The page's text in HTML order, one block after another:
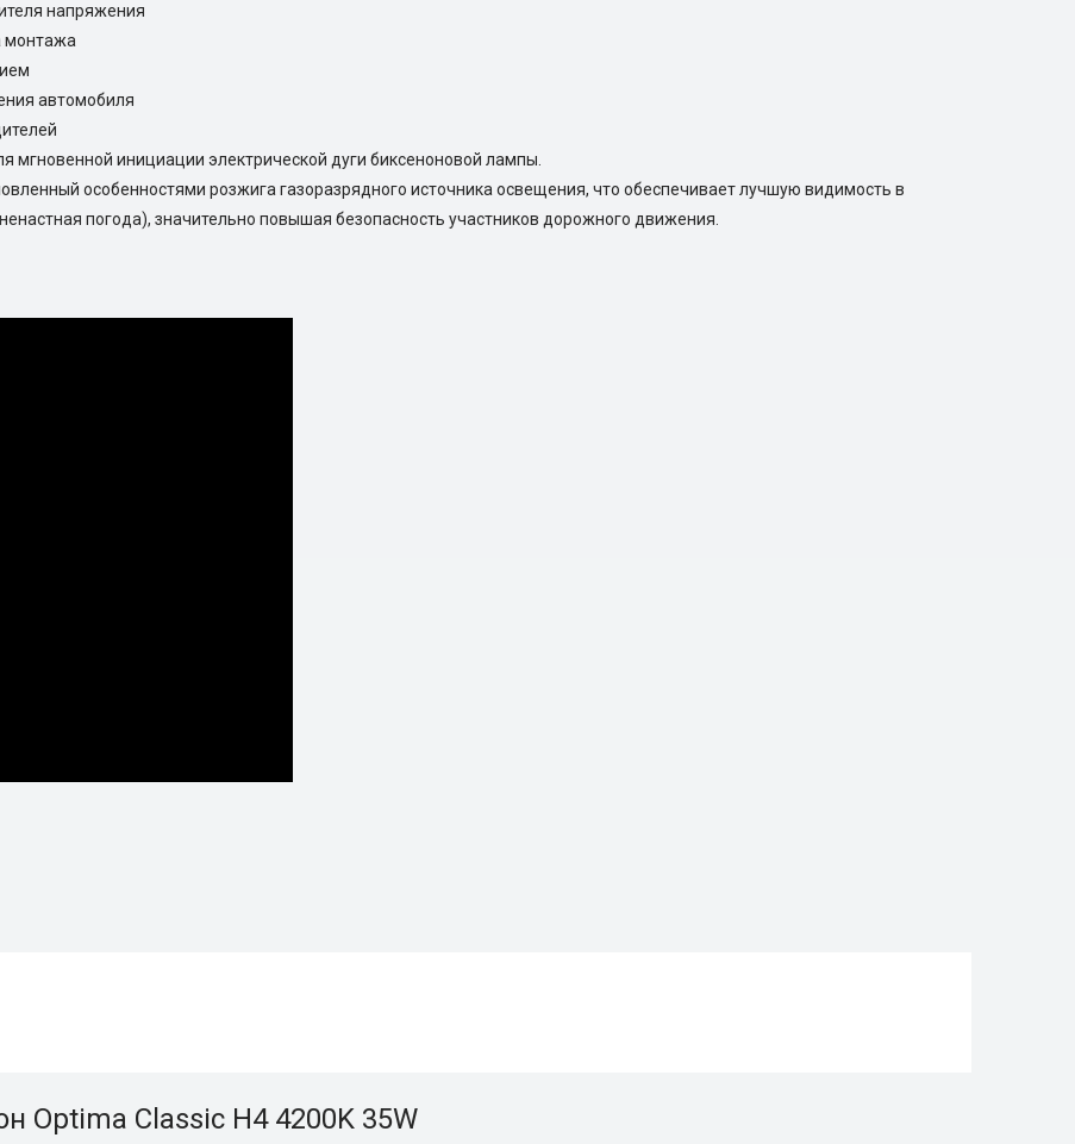
напряжения
монтажа
автомобиля
инициации электрической дуги биксеноновой лампы.
особенностями розжига газоразрядного источника освещения, что обеспечивает лучшую видимость в
погода), значительно повышая безопасность участников дорожного движения.
Optima Classic H4 4200K 35W